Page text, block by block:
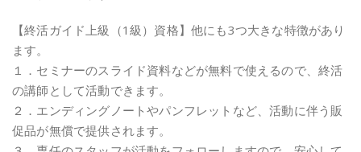
【終活ガイド上級（1級）資格】他にも3つ大きな特徴があり
ます。
１．セミナーのスライド資料などが無料で使えるので、終活
の講師として活動できます。
２．エンディングノートやパンフレットなど、活動に伴う販
促品が無償で提供されます。